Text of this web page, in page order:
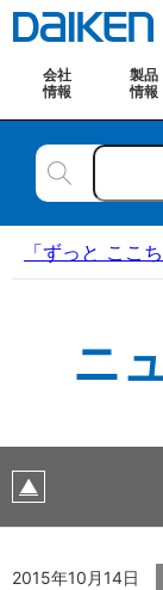
会社
情報
製品
情報
「ずっと ここ
ニ
2015年10月14日